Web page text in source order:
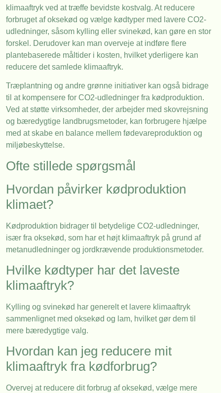
klimaaftryk ved at træffe bevidste kostvalg. At reducere
forbruget af oksekød og vælge kødtyper med lavere CO2-
udledninger, såsom kylling eller svinekød, kan gøre en stor
forskel. Derudover kan man overveje at indføre flere
plantebaserede måltider i kosten, hvilket yderligere kan
reducere det samlede klimaaftryk.
Træplantning og andre grønne initiativer kan også bidrage
til at kompensere for CO2-udledninger fra kødproduktion.
Ved at støtte virksomheder, der arbejder med skovrejsning
og bæredygtige landbrugsmetoder, kan forbrugere hjælpe
med at skabe en balance mellem fødevareproduktion og
miljøbeskyttelse.
Ofte stillede spørgsmål
Hvordan påvirker kødproduktion
klimaet?
Kødproduktion bidrager til betydelige CO2-udledninger,
især fra oksekød, som har et højt klimaaftryk på grund af
metanudledninger og jordkrævende produktionsmetoder.
Hvilke kødtyper har det laveste
klimaaftryk?
Kylling og svinekød har generelt et lavere klimaaftryk
sammenlignet med oksekød og lam, hvilket gør dem til
mere bæredygtige valg.
Hvordan kan jeg reducere mit
klimaaftryk fra kødforbrug?
Overvej at reducere dit forbrug af oksekød, vælge mere